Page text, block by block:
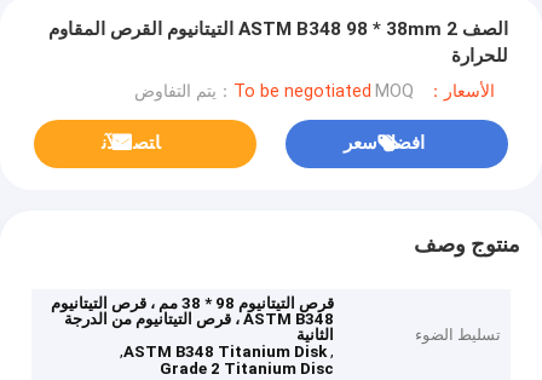
الصف 2 ASTM B348 98 * 38mm التيتانيوم القرص المقاوم
للحرارة
الأسعار：To be negotiated MOQ：يتم التفاوض
افضل سعر ﺎﺘﺼﻟ ﺍﻶﻧ
منتوج وصف
تسليط الضوء
قرص التيتانيوم 98 * 38 مم ، قرص التيتانيوم
ASTM B348 ، قرص التيتانيوم من الدرجة
الثانية
,
ASTM B348 Titanium Disk
,
Grade 2 Titanium Disc